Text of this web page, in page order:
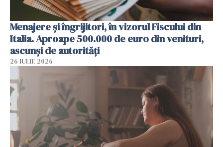
Menajere și îngrijitori, în vizorul Fiscului din
Italia. Aproape 500.000 de euro din venituri,
ascunși de autorități
26 IULIE 2026